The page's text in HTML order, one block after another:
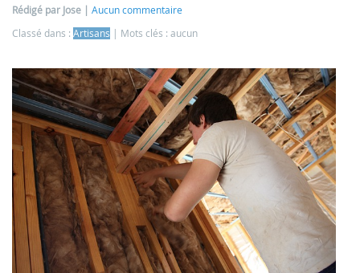
Rédigé par Jose
Aucun commentaire
Classé dans : Artisans Mots clés : aucun